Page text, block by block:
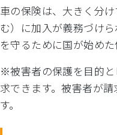
車の保険は、大きく分
む）に加入が義務づけ
を守るために国が始め
※被害者の保護を目的と
求できます。被害者が
す。